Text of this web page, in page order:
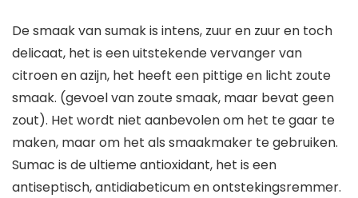
De smaak van sumak is intens, zuur en zuur en toch
delicaat, het is een uitstekende vervanger van
citroen en azijn, het heeft een pittige en licht zoute
smaak. (gevoel van zoute smaak, maar bevat geen
zout). Het wordt niet aanbevolen om het te gaar te
maken, maar om het als smaakmaker te gebruiken.
Sumac is de ultieme antioxidant, het is een
antiseptisch, antidiabeticum en ontstekingsremmer.